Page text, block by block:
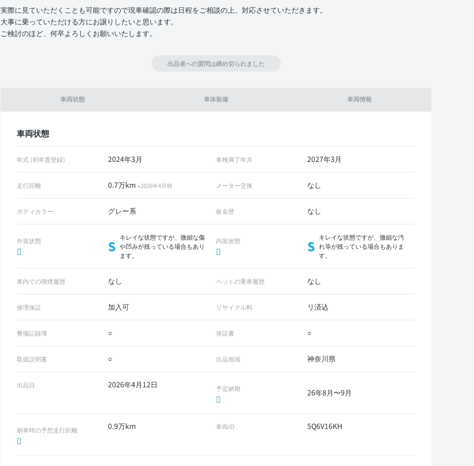
車両状態 車体装備 車両情報
車両状態
年式 (初年度登録) 2024年3月 車検満了年月 2027年3月
走行距離 0.7万km ※2026年4月時 メーター交換 なし
ボディカラー グレー系 板金歴 なし
外装状態 S
キレイな状態ですが、微細な傷
や凹みが残っている場合もあり
ます。
内装状態 S
キレイな状態ですが、微細な汚
れ等が残っている場合もありま
す。
車内での喫煙履歴 なし ペットの乗車履歴 なし
修理保証 加入可 リサイクル料 リ済込
整備記録簿 ○ 保証書 ○
取扱説明書 ○ 出品地域 神奈川県
出品日 2026年4月12日 予定納期 26年8月〜9月
納車時の予想走行距離 0.9万km 車両ID 5Q6V16KH
実際に見ていただくことも可能ですので現車確認の際は日程をご相談の上、対応させていただきます。
大事に乗っていただける方にお譲りしたいと思います。
ご検討のほど、何卒よろしくお願いいたします。
出品者への質問は締め切られました